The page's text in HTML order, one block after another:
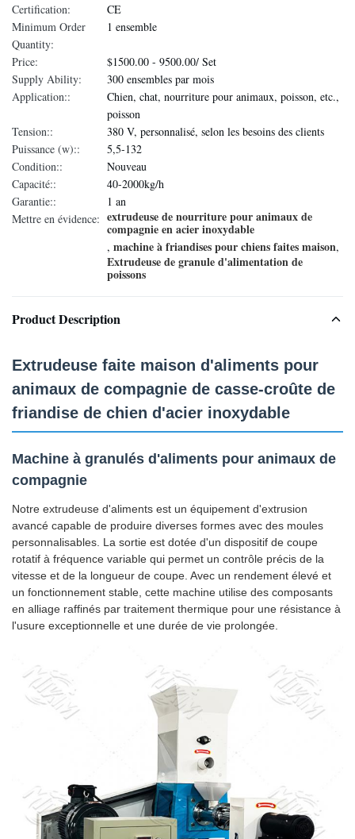
Certification:
CE
Minimum Order
Quantity:
1 ensemble
Price:
$1500.00 - 9500.00/ Set
Supply Ability:
300 ensembles par mois
Application::
Chien, chat, nourriture pour animaux, poisson, etc.,
poisson
Tension::
380 V, personnalisé, selon les besoins des clients
Puissance (w)::
5,5-132
Condition::
Nouveau
Capacité::
40-2000kg/h
Garantie::
1 an
Mettre en évidence: extrudeuse de nourriture pour animaux de
compagnie en acier inoxydable
, machine à friandises pour chiens faites maison,
Extrudeuse de granule d'alimentation de
poissons
Product Description
Extrudeuse faite maison d'aliments pour
animaux de compagnie de casse-croûte de
friandise de chien d'acier inoxydable
Machine à granulés d'aliments pour animaux de
compagnie
Notre extrudeuse d'aliments est un équipement d'extrusion
avancé capable de produire diverses formes avec des moules
personnalisables. La sortie est dotée d'un dispositif de coupe
rotatif à fréquence variable qui permet un contrôle précis de la
vitesse et de la longueur de coupe. Avec un rendement élevé et
un fonctionnement stable, cette machine utilise des composants
en alliage raffinés par traitement thermique pour une résistance à
l'usure exceptionnelle et une durée de vie prolongée.